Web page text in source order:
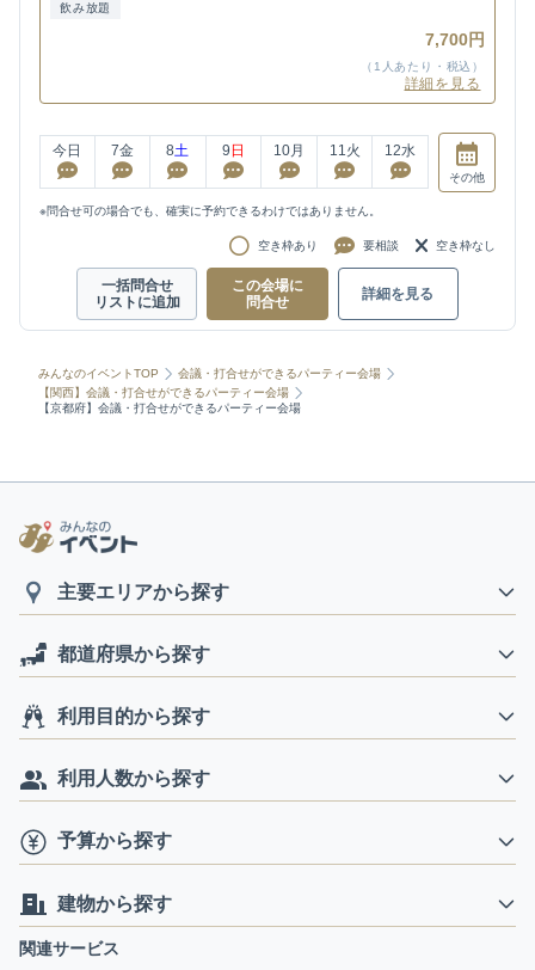
飲み放題
7,700円
（1人あたり・税込）
詳細を見る
今日 7金 8土 9 日 10月 11火 12水
その他
※問合せ可の場合でも、確実に予約できるわけではありません。
空き枠あり 要相談 空き枠なし
一括問合せ
リストに追加
この会場に
問合せ
詳細を見る
みんなのイベントTOP
会議・打合せができるパーティー会場
【関西】会議・打合せができるパーティー会場
【京都府】会議・打合せができるパーティー会場
主要エリアから探す
都道府県から探す
利用目的から探す
利用人数から探す
予算から探す
建物から探す
関連サービス